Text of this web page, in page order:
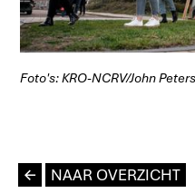
Foto's: KRO-NCRV/John Peters
L NAAR OVERZICHT